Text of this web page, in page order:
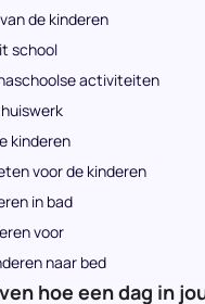
de kinderen
school
activiteiten
kinderen
voor de kinderen
in bad
voor
naar bed
hoe een dag in